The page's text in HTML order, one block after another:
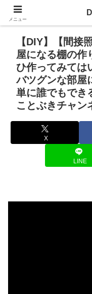
【DIY】【間接
屋になる棚の作
ひ作ってみては
バツグンな部屋
単に誰でもでき
ことぶきチャン
X
LINE
メニュー